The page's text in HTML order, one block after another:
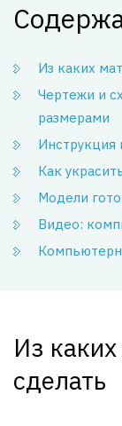
Из каких
Чертежи и
размерами
Инструкция
Как
Модели
Видео:
Из
сделать